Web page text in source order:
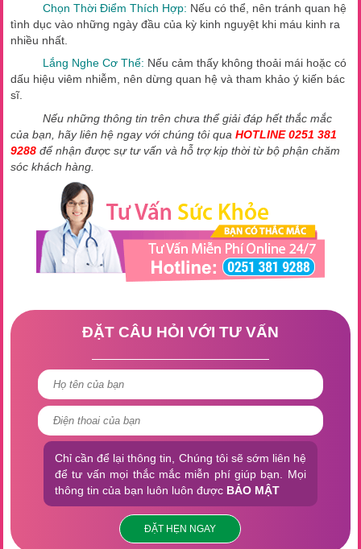
Chọn Thời Điểm Thích Hợp: Nếu có thể, nên tránh quan hệ
tình dục vào những ngày đầu của kỳ kinh nguyệt khi máu kinh ra
nhiều nhất.
Lắng Nghe Cơ Thể: Nếu cảm thấy không thoải mái hoặc có
dấu hiệu viêm nhiễm, nên dừng quan hệ và tham khảo ý kiến bác
sĩ.
Nếu những thông tin trên chưa thể giải đáp hết thắc mắc
của bạn, hãy liên hệ ngay với chúng tôi quaHOTLINE 0251 381
9288để nhận được sự tư vấn và hỗ trợ kịp thời từ bộ phận chăm
sóc khách hàng.
ĐẶT CÂU HỎI VỚI TƯ VẤN
Chỉ cần để lại thông tin, Chúng tôi sẽ sớm liên hệ
để tư vấn mọi thắc mắc miễn phí giúp bạn. Mọi
thông tin của bạn luôn luôn được BẢO MẬT
ĐẶT HẸN NGAY